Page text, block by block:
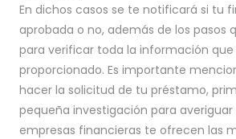
En dichos casos se te notificará si tu
aprobada o no, además de los pasos
para verificar toda la información que
proporcionado. Es importante
hacer la solicitud de tu préstamo,
pequeña investigación para
empresas financieras te ofrecen las